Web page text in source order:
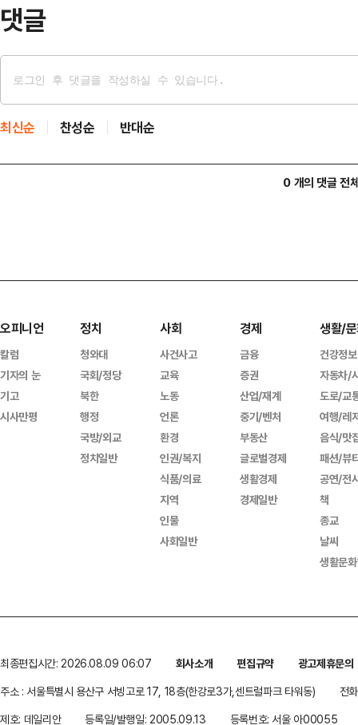
댓글
최신순 찬성순 반대순
0 개의 댓글 전
오피니언
칼럼
기자의 눈
기고
시사만평
정치
청와대
국회/정당
북한
행정
국방/외교
정치일반
사회
사건사고
교육
노동
언론
환경
인권/복지
식품/의료
지역
인물
사회일반
경제
금융
증권
산업/재계
중기/벤처
부동산
글로벌경제
생활경제
경제일반
생활/
건강정보
자동차/
도로/교
여행/레
음식/맛
패션/뷰
공연/전
책
종교
날씨
생활문
최종편집시간: 2026.08.09 06:07 회사소개 편집규약
광고제휴문의
주소 : 서울특별시 용산구 서빙고로 17, 18층(한강로3가,센트럴파크 타워동)
전
제호: 데일리안
등록일/발행일: 2005.09.13 등록번호: 서울 아00055